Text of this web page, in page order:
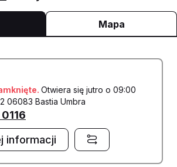
Mapa
Otwiera się jutro o 09:00
06083 Bastia Umbra
informacji